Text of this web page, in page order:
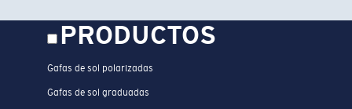
PRODUCTOS
Gafas de sol polarizadas
Gafas de sol graduadas